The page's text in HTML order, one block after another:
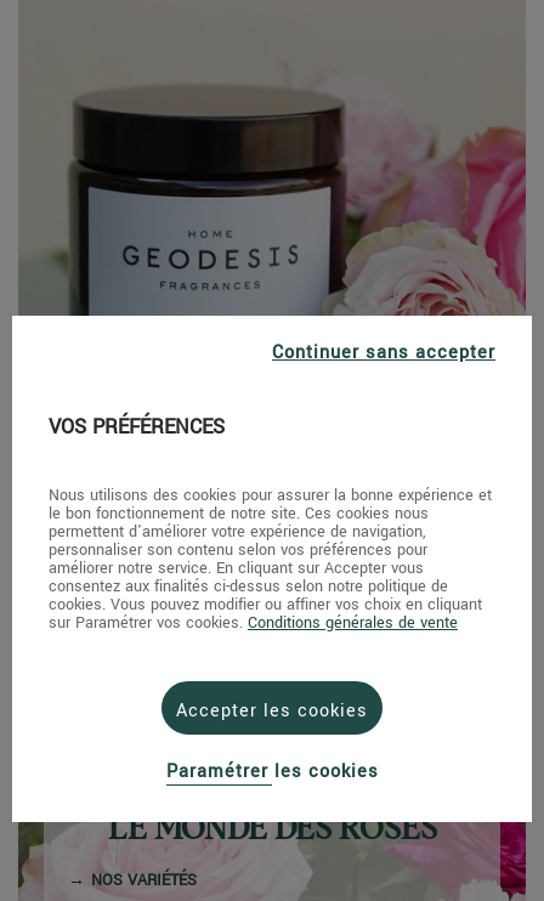
Bougie Geodesis - Tiaré - 90g
12,90 €
LE MONDE DES ROSES
NOS VARIÉTÉS
Continuer sans accepter
VOS PRÉFÉRENCES
Nous utilisons des cookies pour assurer la bonne expérience et
le bon fonctionnement de notre site. Ces cookies nous
permettent d'améliorer votre expérience de navigation,
personnaliser son contenu selon vos préférences pour
améliorer notre service. En cliquant sur Accepter vous
consentez aux finalités ci-dessus selon notre politique de
cookies. Vous pouvez modifier ou affiner vos choix en cliquant
sur Paramétrer vos cookies. Conditions générales de vente
Accepter les cookies
Paramétrer les cookies